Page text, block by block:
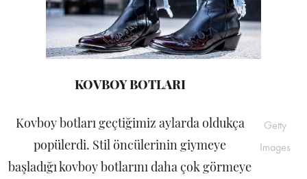
KOVBOY BOTLARI
Kovboy botları geçtiğimiz aylarda oldukça
popülerdi. Stil öncülerinin giymeye
başladığı kovboy botlarını daha çok görmeye
Getty
Images